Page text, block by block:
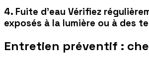
4. Fuite d'eau Vérifiez
exposés à la lumière ou à des
Entretien préventif :